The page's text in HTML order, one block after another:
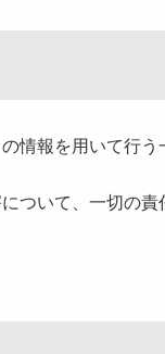
情報を用いて行う
ついて、一切の責